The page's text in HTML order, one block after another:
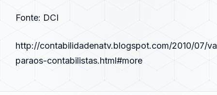
Fonte: DCI
http://contabilidadenatv.blogspot.com/2010/07/
paraos-contabilistas.html#more